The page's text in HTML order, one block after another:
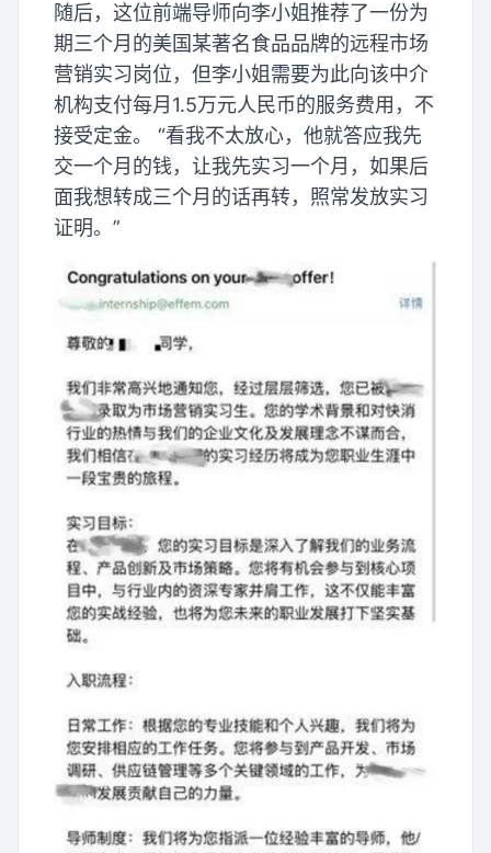
随后，这位前端导师向李小姐推荐了一份为
期三个月的美国某著名食品品牌的远程市场
营销实习岗位，但李小姐需要为此向该中介
机构支付每月1.5万元人民币的服务费用，不
接受定金。 “看我不太放心，他就答应我先
交一个月的钱，让我先实习一个月，如果后
面我想转成三个月的话再转，照常发放实习
证明。”